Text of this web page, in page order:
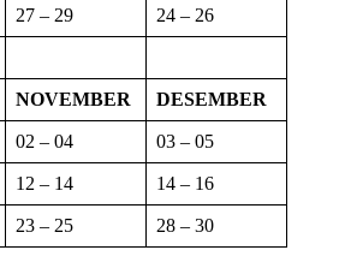
27 – 29 24 – 26
NOVEMBER DESEMBER
02 – 04 03 – 05
12 – 14 14 – 16
23 – 25 28 – 30